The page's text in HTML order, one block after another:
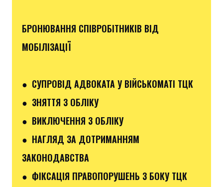
БРОНЮВАННЯ СПІВРОБІТНИКІВ ВІД
МОБІЛІЗАЦІЇ
● СУПРОВІД АДВОКАТА У ВІЙСЬКОМАТІ ТЦК
● ЗНЯТТЯ З ОБЛІКУ
● ВИКЛЮЧЕННЯ З ОБЛІКУ
● НАГЛЯД ЗА ДОТРИМАННЯМ
ЗАКОНОДАВСТВА
● ФІКСАЦІЯ ПРАВОПОРУШЕНЬ З БОКУ ТЦК